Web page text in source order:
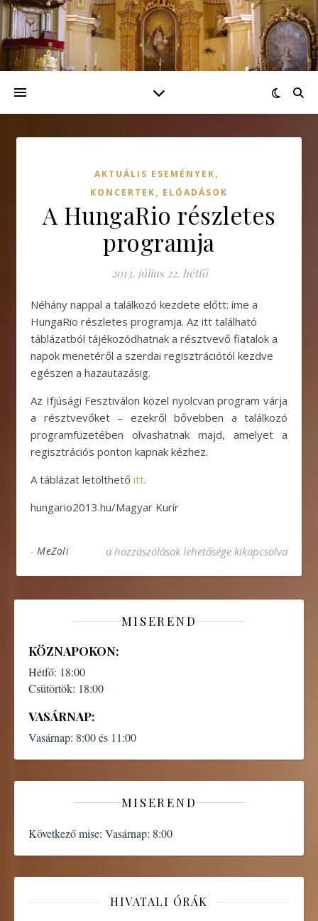
AKTUÁLIS ESEMÉNYEK,
KONCERTEK, ELŐADÁSOK
A HungaRio részletes
programja
2013. július 22. hétfő
Néhány nappal a találkozó kezdete előtt: íme a
HungaRio részletes programja. Az itt található
táblázatból tájékozódhatnak a résztvevő fiatalok a
napok menetéről a szerdai regisztrációtól kezdve
egészen a hazautazásig.
Az Ifjúsági Fesztiválon közel nyolcvan program várja
a résztvevőket – ezekről bővebben a találkozó
programfüzetében olvashatnak majd, amelyet a
regisztrációs ponton kapnak kézhez.
A táblázat letölthető itt.
hungario2013.hu/Magyar Kurír
- MeZoli A HungaRio részletes programja bejegyzéshez
a hozzászólások lehetősége kikapcsolva
MISEREND
KÖZNAPOKON:
Hétfő: 18:00
Csütörtök: 18:00
VASÁRNAP:
Vasárnap: 8:00 és 11:00
MISEREND
Következő mise: Vasárnap: 8:00
HIVATALI ÓRÁK